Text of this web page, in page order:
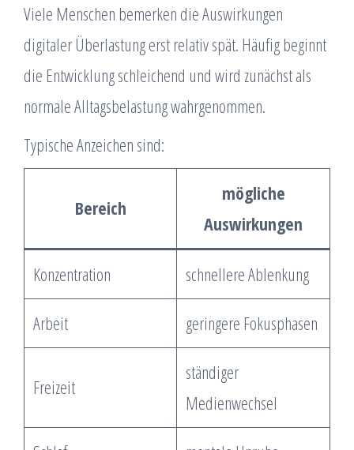
Viele Menschen bemerken die Auswirkungen
digitaler Überlastung erst relativ spät. Häufig beginnt
die Entwicklung schleichend und wird zunächst als
normale Alltagsbelastung wahrgenommen.
Typische Anzeichen sind:
Bereich
mögliche
Auswirkungen
Konzentration schnellere Ablenkung
Arbeit geringere Fokusphasen
Freizeit
ständiger
Medienwechsel